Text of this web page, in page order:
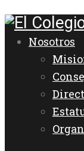
Nosotros